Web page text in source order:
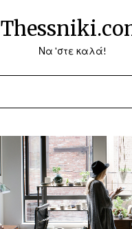
Να 'στε καλά!